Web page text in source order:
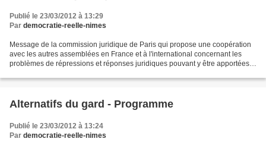
Publié le 23/03/2012 à 13:29
Par democratie-reelle-nimes
Message de la commission juridique de Paris qui propose une coopération
avec les autres assemblées en France et à l'international concernant les
problèmes de répressions et réponses juridiques pouvant y être apportées.
Alternatifs du gard - Programme
Publié le 23/03/2012 à 13:24
Par democratie-reelle-nimes